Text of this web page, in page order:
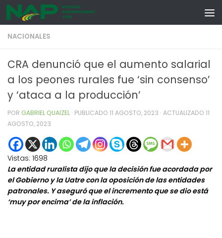
Skip to content
NACIONALES
CRA denunció que el aumento salarial
a los peones rurales fue ‘sin consenso’
y ‘ataca a la producción’
POR GABRIEL QUAIZEL · PUBLICADO 11 AGOSTO, 2023 · ACTUALIZADO 11
AGOSTO, 2023
Vistas: 1698
La entidad ruralista dijo que la decisión fue acordada por
el Gobierno y la Uatre con la oposición de las entidades
patronales. Y aseguró que el incremento que se dio está
‘muy por encima’ de la inflación.